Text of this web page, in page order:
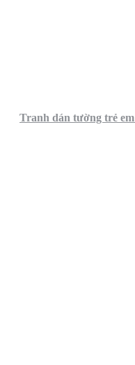
Tranh dán tường trẻ